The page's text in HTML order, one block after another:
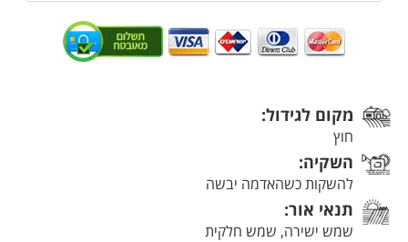
מקום לגידול:
חוץ
השקיה:
להשקות כשהאדמה יבשה
תנאי אור:
שמש ישירה, שמש חלקית